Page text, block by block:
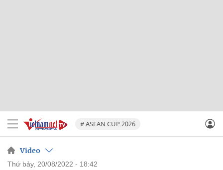
# ASEAN CUP 2026
Video
thứ bảy, 20/08/2022 - 18:42